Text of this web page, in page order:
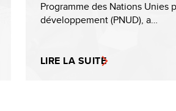
Programme des Nations Unies
développement (PNUD), a…
LIRE LA SUITE